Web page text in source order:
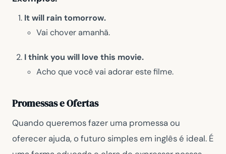
It will rain tomorrow.
Vai chover amanhã.
I think you will love this movie.
Acho que você vai adorar este filme.
Promessas e Ofertas
Quando queremos fazer uma promessa ou
oferecer ajuda, o futuro simples em inglês é ideal. É